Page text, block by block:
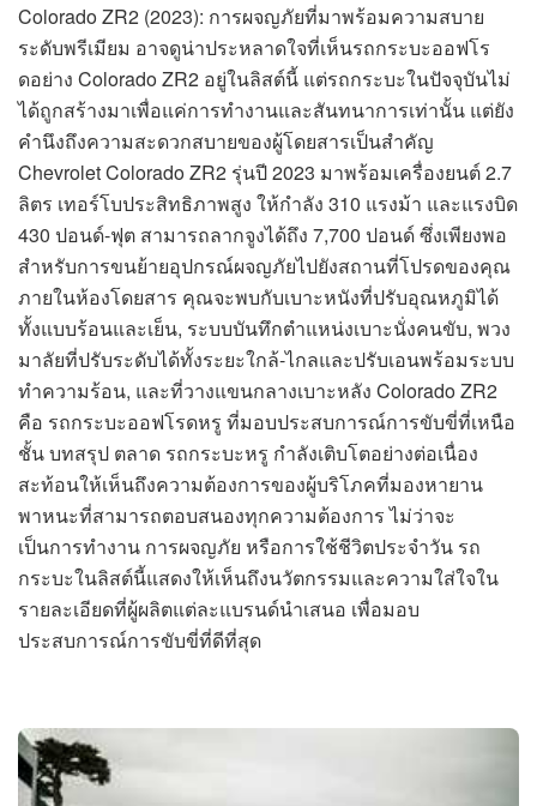
Colorado ZR2 (2023): การผจญภัยที่มาพร้อมความสบาย
ระดับพรีเมียม อาจดูน่าประหลาดใจที่เห็นรถกระบะออฟโร
ดอย่าง Colorado ZR2 อยู่ในลิสต์นี้ แต่รถกระบะในปัจจุบันไม่
ได้ถูกสร้างมาเพื่อแค่การทำงานและสันทนาการเท่านั้น แต่ยัง
คำนึงถึงความสะดวกสบายของผู้โดยสารเป็นสำคัญ
Chevrolet Colorado ZR2 รุ่นปี 2023 มาพร้อมเครื่องยนต์ 2.7
ลิตร เทอร์โบประสิทธิภาพสูง ให้กำลัง 310 แรงม้า และแรงบิด
430 ปอนด์-ฟุต สามารถลากจูงได้ถึง 7,700 ปอนด์ ซึ่งเพียงพอ
สำหรับการขนย้ายอุปกรณ์ผจญภัยไปยังสถานที่โปรดของคุณ
ภายในห้องโดยสาร คุณจะพบกับเบาะหนังที่ปรับอุณหภูมิได้
ทั้งแบบร้อนและเย็น, ระบบบันทึกตำแหน่งเบาะนั่งคนขับ, พวง
มาลัยที่ปรับระดับได้ทั้งระยะใกล้-ไกลและปรับเอนพร้อมระบบ
ทำความร้อน, และที่วางแขนกลางเบาะหลัง Colorado ZR2
คือ รถกระบะออฟโรดหรู ที่มอบประสบการณ์การขับขี่ที่เหนือ
ชั้น บทสรุป ตลาด รถกระบะหรู กำลังเติบโตอย่างต่อเนื่อง
สะท้อนให้เห็นถึงความต้องการของผู้บริโภคที่มองหายาน
พาหนะที่สามารถตอบสนองทุกความต้องการ ไม่ว่าจะ
เป็นการทำงาน การผจญภัย หรือการใช้ชีวิตประจำวัน รถ
กระบะในลิสต์นี้แสดงให้เห็นถึงนวัตกรรมและความใส่ใจใน
รายละเอียดที่ผู้ผลิตแต่ละแบรนด์นำเสนอ เพื่อมอบ
ประสบการณ์การขับขี่ที่ดีที่สุด